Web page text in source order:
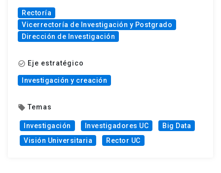
Rectoría
Vicerrectoría de Investigación y Postgrado
Dirección de Investigación
check_circle_outline Eje estratégico
Investigación y creación
local_offer Temas
Investigación Investigadores UC
Big Data
Visión Universitaria
Rector UC